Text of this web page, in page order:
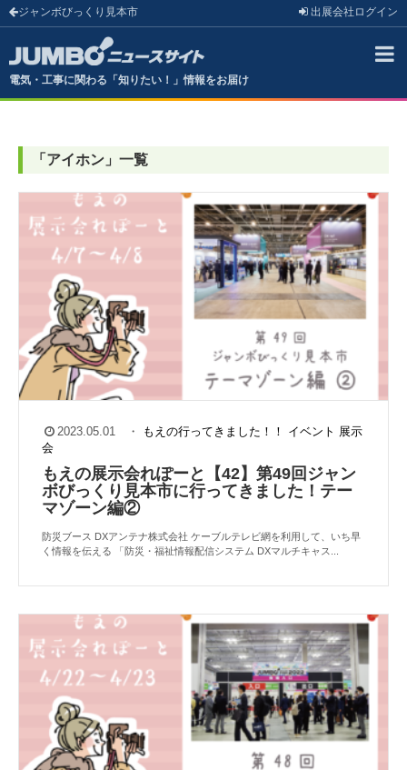
ジャンボびっくり見本市 出展会社 ログイン
電気・工事に関わる「知りたい！」情報をお届け
「 アイホン 」 一覧
2023.05.01 ・ もえの行ってきました！！ イベント 展示
会
もえの展示会れぽーと【42】第49回ジャン
ボびっくり⾒本市に⾏ってきました！テー
マゾーン編②
防災ブース DXアンテナ株式会社 ケーブルテレビ網を利用して、いち早
く情報を伝える 「防災・福祉情報配信システム DXマルチキャス...